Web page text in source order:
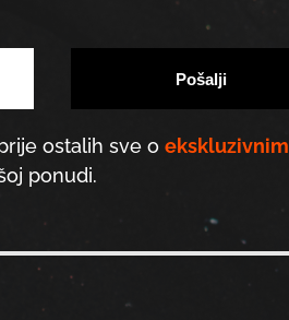
ostalih sve o ekskluzivnim
ponudi.